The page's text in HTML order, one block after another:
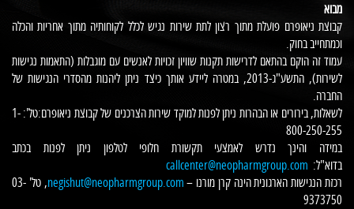
מבוא
קבוצת ניאופרם פועלת מתוך רצון לתת שירות נגיש לכלל לקוחותיה מתוך אחריות והכלה
וכמתחייב בחוק.
עמוד זה הוקם בהתאם לדרישות תקנות שוויון זכויות לאנשים עם מוגבלות (התאמות נגישות
לשירות), התשע"ג-2013, במטרה ליידע אותך כיצד ניתן ליהנות מהסדרי הנגישות של
החברה.
לשאלות, בירורים או הבהרות ניתן לפנות למוקד שירות הצרכנים של קבוצת ניאופרם:טל': 1-
800-250-255
במידה והינך נדרש לאמצעי תקשורת חלופי לטלפון ניתן לפנות בכתב
בדוא"ל: callcenter@neopharmgroup.com
רכזת הנגישות הארגונית הינה קרן מורנו – negishut@neopharmgroup.com
, טל' 03-
9373750